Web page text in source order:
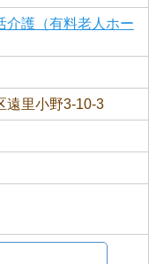
介護（有料老人ホー
遠里小野3-10-3